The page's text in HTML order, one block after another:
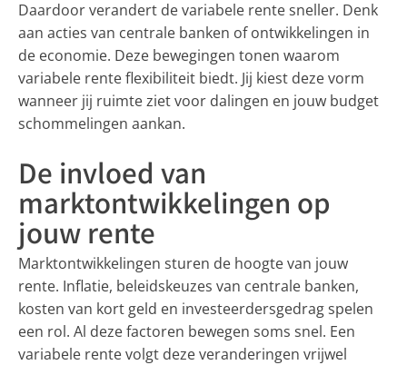
Daardoor verandert de variabele rente sneller. Denk
aan acties van centrale banken of ontwikkelingen in
de economie. Deze bewegingen tonen waarom
variabele rente flexibiliteit biedt. Jij kiest deze vorm
wanneer jij ruimte ziet voor dalingen en jouw budget
schommelingen aankan.
De invloed van
marktontwikkelingen op
jouw rente
Marktontwikkelingen sturen de hoogte van jouw
rente. Inflatie, beleidskeuzes van centrale banken,
kosten van kort geld en investeerdersgedrag spelen
een rol. Al deze factoren bewegen soms snel. Een
variabele rente volgt deze veranderingen vrijwel